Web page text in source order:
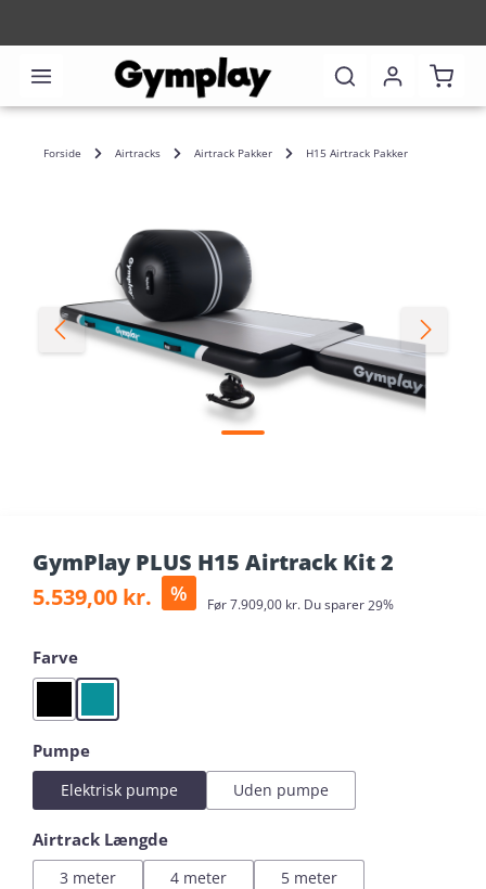
Forside Airtracks Airtrack Pakker H15 Airtrack Pakker
GymPlay PLUS H15 Airtrack Kit 2
Sale price:
5.539,00 kr. % FørRegular price:
7.909,00 kr. Du sparer29%
Select
Farve
Black Mint
Select
Pumpe
Elektrisk pumpe Uden pumpe
Select
Airtrack Længde
3 meter 4 meter
5 meter